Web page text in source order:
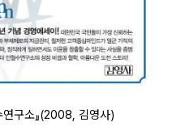
연구소』(2008, 김영사)